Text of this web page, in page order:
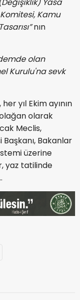
Komitesi, Kamu
nın
olan
Kurulu'na sevk
yıl Ekim ayının
olarak
Meclis,
Bakanlar
üzerine
yaz tatilinde